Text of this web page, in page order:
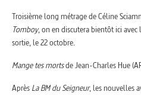
Troisième long métrage de Céline
Tomboy, on en discutera bientôt ici
sortie, le 22 octobre.
Mange tes mortsde Jean-Charles Hue
Après La BM du Seigneur, les nouvelles